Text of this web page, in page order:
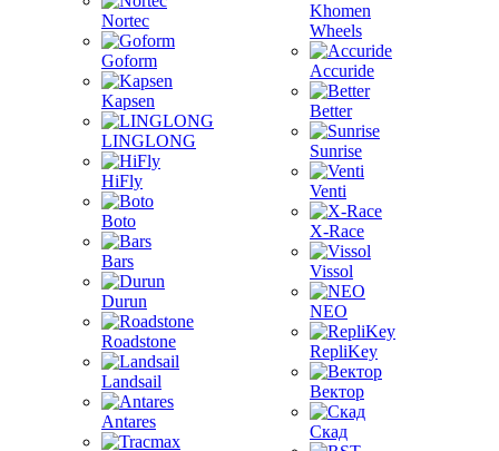
Nortec
Goform
Kapsen
LINGLONG
HiFly
Boto
Bars
Durun
Roadstone
Landsail
Antares
Khomen
Wheels
Accuride
Better
Sunrise
Venti
X-Race
Vissol
NEO
RepliKey
Вектор
Скад